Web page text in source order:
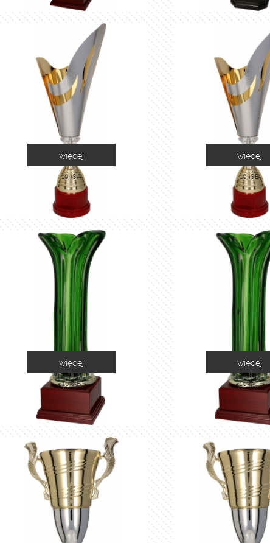
1048A
więcej
1048B
więcej
1035B
więcej
1035C
więcej